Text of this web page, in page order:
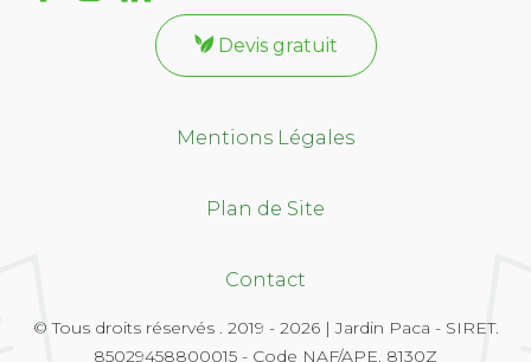
Devis gratuit
Mentions Légales
Plan de Site
Contact
© Tous droits réservés . 2019 - 2026 | Jardin Paca - SIRET.
85029458800015 - Code NAF/APE. 8130Z